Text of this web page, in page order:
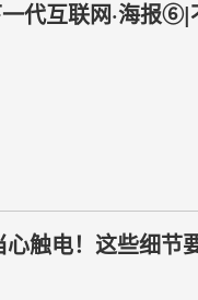
一代互联网·海报
心触电！这些细节